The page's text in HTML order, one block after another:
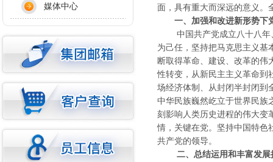
面，具有重大而深远的意义。
一、加强和改进新形势下
中国共产党成立八十八年、
为己任，坚持把马克思主义基
断取得革命、建设、改革的伟
性转变，从新民主主义革命到
场经济体制、从封闭半封闭到
中华民族巍然屹立于世界民族
刻影响人类历史进程的伟大变
情，关键在党。坚持中国特色
共产党的领导。
二、总结运用和丰富发
媒体中心